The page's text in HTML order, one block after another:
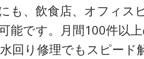
も、飲食店、オフィス
能です。月間100件以
回り修理でもスピード